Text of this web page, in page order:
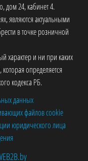
дом 24, кабинет 4.
являются актуальными
в точке розничной
характер и ни при каких
определяется
кодекса РБ.
данных
файлов cookie
юридического лица